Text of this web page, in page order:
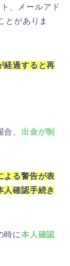
、メールアド
とがありま
経過すると再
、 出金が制
よる警告が表
人確認手続き
時に本人確認